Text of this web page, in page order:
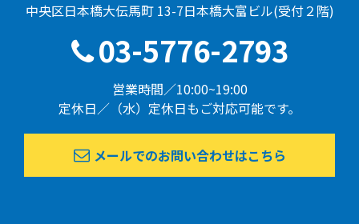
中央区日本橋大伝馬町 13-7日本橋大富ビル(受付２階)
03-5776-2793
営業時間／10:00~19:00
定休日／（水）定休日もご対応可能です。
メールでのお問い合わせはこちら